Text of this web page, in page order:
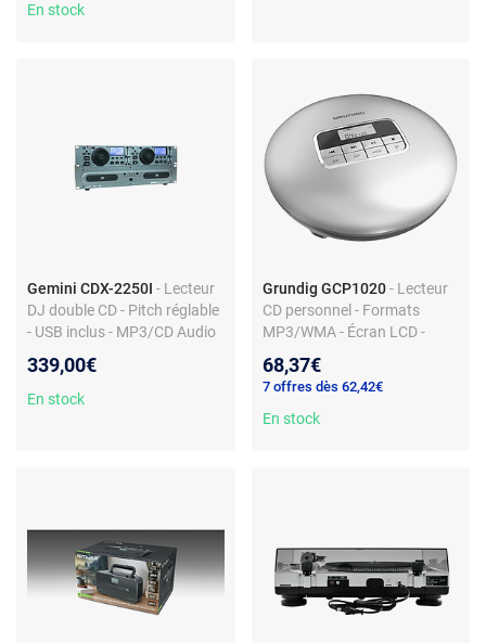
En stock
Gemini CDX-2250I - Lecteur
DJ double CD - Pitch réglable
- USB inclus - MP3/CD Audio
339,00€
En stock
Grundig GCP1020 - Lecteur
CD personnel - Formats
MP3/WMA - Écran LCD -
68,37€
7 offres dès 62,42€
En stock